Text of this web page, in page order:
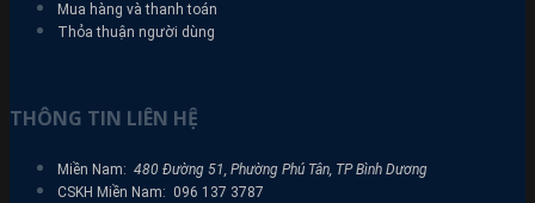
Mua hàng và thanh toán
Thỏa thuận người dùng
THÔNG TIN LIÊN HỆ
Miền Nam: 480 Đường 51, Phường Phú Tân, TP Bình Dương
CSKH Miền Nam: 096 137 3787